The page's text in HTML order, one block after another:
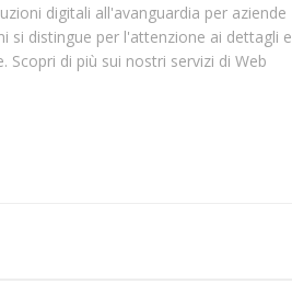
digitali all'avanguardia per aziende
si distingue per l'attenzione ai dettagli e
di più sui nostri servizi di Web